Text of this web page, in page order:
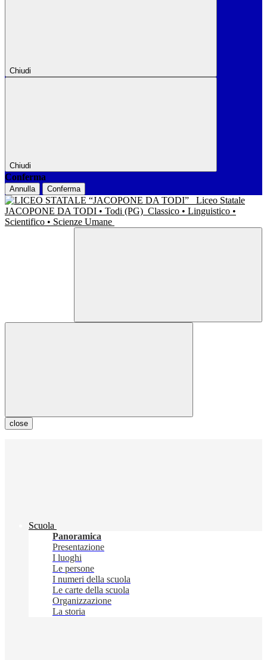
Chiudi
Chiudi
Conferma
Annulla Conferma
Liceo Statale
JACOPONE DA TODI • Todi (PG) Classico • Linguistico •
Scientifico • Scienze Umane
close
Scuola
Panoramica
Presentazione
I luoghi
Le persone
I numeri della scuola
Le carte della scuola
Organizzazione
La storia